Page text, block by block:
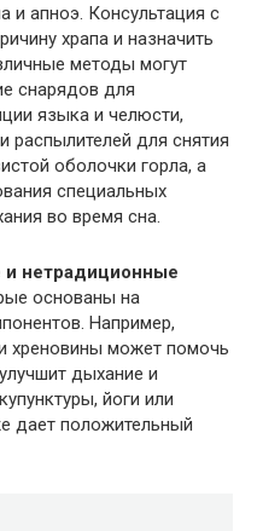
и апноэ. Консультация с
храпа и назначить
методы могут
снарядов для
языка и челюсти,
распылителей для снятия
оболочки горла, а
специальных
во время сна.
нетрадиционные
основаны на
Например,
хреновины может помочь
дыхание и
йоги или
дает положительный